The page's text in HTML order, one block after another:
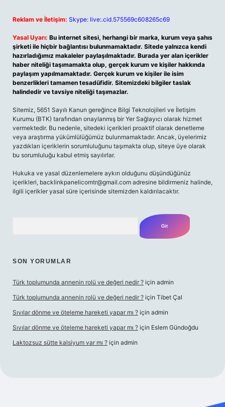
Reklam ve İletişim: Skype: live:.cid.575569c608265c69
Yasal Uyarı: Bu internet sitesi, herhangi bir marka, kurum veya şahıs
şirketi ile hiçbir bağlantısı bulunmamaktadır. Sitede yalnızca kendi
hazırladığımız makaleler paylaşılmaktadır. Burada yer alan içerikler
haber niteliği taşımamakta olup, gerçek kurum ve kişiler hakkında
paylaşım yapılmamaktadır. Gerçek kurum ve kişiler ile isim
benzerlikleri tamamen tesadüfidir. Sitemizdeki bilgiler taslak
halindedir ve tavsiye niteliği taşımazlar.
Sitemiz, 5651 Sayılı Kanun gereğince Bilgi Teknolojileri ve İletişim
Kurumu (BTK) tarafından onaylanmış bir Yer Sağlayıcı olarak hizmet
vermektedir. Bu nedenle, sitedeki içerikleri proaktif olarak denetleme
veya araştırma yükümlülüğümüz bulunmamaktadır. Ancak, üyelerimiz
yazdıkları içeriklerin sorumluluğunu taşımakta olup, siteye üye olarak
bu sorumluluğu kabul etmiş sayılırlar.
Hukuka ve yasal düzenlemelere aykırı olduğunu düşündüğünüz
içerikleri, backlinkpanelicomtr@gmail.com adresine bildirmeniz halinde,
ilgili içerikler yasal süre içerisinde sitemizden kaldırılacaktır.
SON YORUMLAR
Türk toplumunda annenin rolü ve değeri nedir ? için admin
Türk toplumunda annenin rolü ve değeri nedir ? için Tibet Çal
Sıvılar dönme ve öteleme hareketi yapar mı ? için admin
Sıvılar dönme ve öteleme hareketi yapar mı ? için Eslem Gündoğdu
Laktozsuz sütte kalsiyum var mı ? için admin